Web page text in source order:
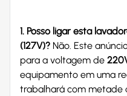
1. Posso ligar esta
(127V)? Não. Este
para a voltagem de
equipamento em uma
trabalhará com metade